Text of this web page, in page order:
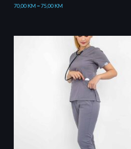
70,00 KM–75,00 KM